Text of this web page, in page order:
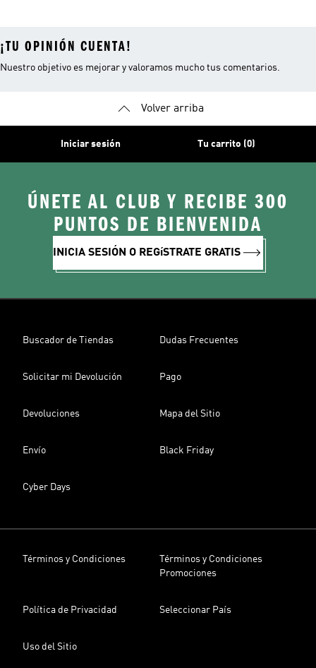
¡TU OPINIÓN CUENTA!
Nuestro objetivo es mejorar y valoramos mucho tus comentarios.
Volver arriba
Iniciar sesión Tu carrito (0)
ÚNETE AL CLUB Y RECIBE 300
PUNTOS DE BIENVENIDA
INICIA SESIÓN O REGíSTRATE GRATIS
Buscador de Tiendas Dudas Frecuentes
Solicitar mi Devolución Pago
Devoluciones Mapa del Sitio
Envío Black Friday
Cyber Days
Términos y Condiciones
Términos y Condiciones
Promociones
Política de Privacidad Seleccionar País
Uso del Sitio